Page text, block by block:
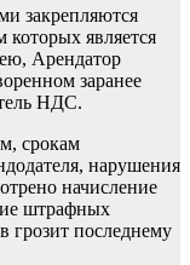
закрепляются
является
ею, Арендатор
заранее
НДС.
срокам
нарушения
начисление
штрафных
грозит последнему